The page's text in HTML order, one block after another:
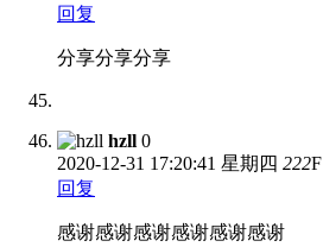
回复
分享分享分享
hzll 0
2020-12-31 17:20:41 星期四 222F
回复
感谢感谢感谢感谢感谢感谢